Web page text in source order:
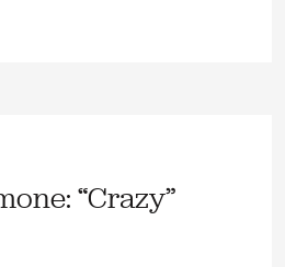
“Crazy”